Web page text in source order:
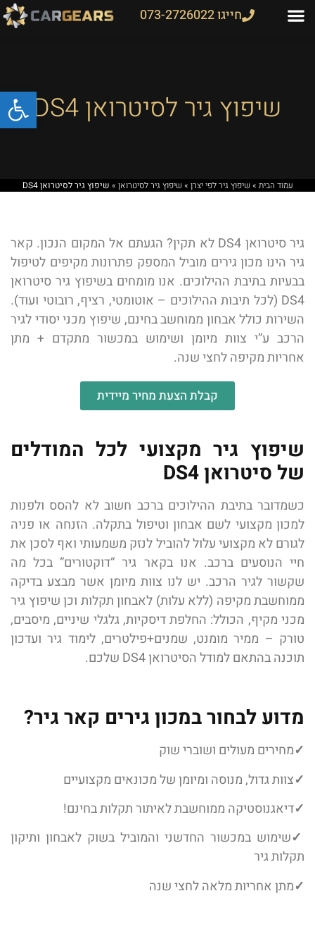
חייגו 073-2726022
שיפוץ גיר לסיטרואן DS4
עמוד הבית »שיפוץ גיר לפי יצרן »שיפוץ גיר לסיטרואן » שיפוץ גיר לסיטרואן DS4
גיר סיטרואן DS4 לא תקין? הגעתם אל המקום הנכון. קאר
גיר הינו מכון גירים מוביל המספק פתרונות מקיפים לטיפול
בבעיות בתיבת ההילוכים. אנו מומחים בשיפוץ גיר סיטרואן
DS4 (לכל תיבות ההילוכים – אוטומטי, רציף, רובוטי ועוד).
השירות כולל אבחון ממוחשב בחינם, שיפוץ מכני יסודי לגיר
הרכב ע”י צוות מיומן ושימוש במכשור מתקדם + מתן
אחריות מקיפה לחצי שנה.
קבלת הצעת מחיר מיידית
שיפוץ גיר מקצועי לכל המודלים
של סיטרואן DS4
כשמדובר בתיבת ההילוכים ברכב חשוב לא להסס ולפנות
למכון מקצועי לשם אבחון וטיפול בתקלה. הזנחה או פניה
לגורם לא מקצועי עלול להוביל לנזק משמעותי ואף לסכן את
חיי הנוסעים ברכב. אנו בקאר גיר “דוקטורים” בכל מה
שקשור לגיר הרכב. יש לנו צוות מיומן אשר מבצע בדיקה
ממוחשבת מקיפה (ללא עלות) לאבחון תקלות וכן שיפוץ גיר
מכני מקיף, הכולל: החלפת דיסקיות, גלגלי שיניים, מיסבים,
טורק – ממיר מומנט, שמנים+פילטרים, לימוד גיר ועדכון
תוכנה בהתאם למודל הסיטרואן DS4 שלכם.
מדוע לבחור במכון גירים קאר גיר?
✓מחירים מעולים ושוברי שוק
✓צוות גדול, מנוסה ומיומן של מכונאים מקצועיים
✓דיאגנוסטיקה ממוחשבת לאיתור תקלות בחינם!
✓שימוש במכשור החדשני והמוביל בשוק לאבחון ותיקון
תקלות גיר
✓מתן אחריות מלאה לחצי שנה